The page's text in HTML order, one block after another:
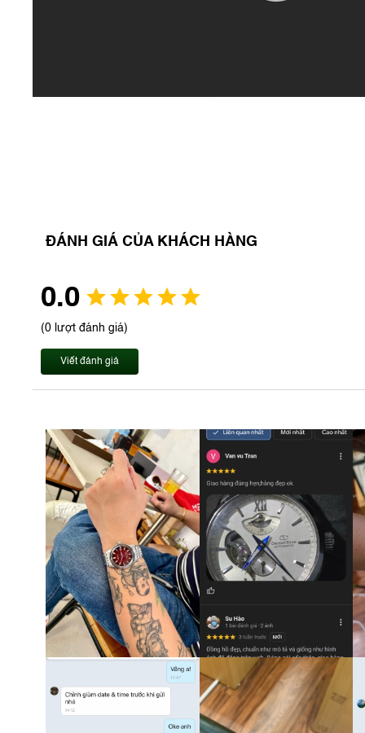
ĐÁNH GIÁ CỦA KHÁCH HÀNG
0.0
(0 lượt đánh giá)
Viết đánh giá